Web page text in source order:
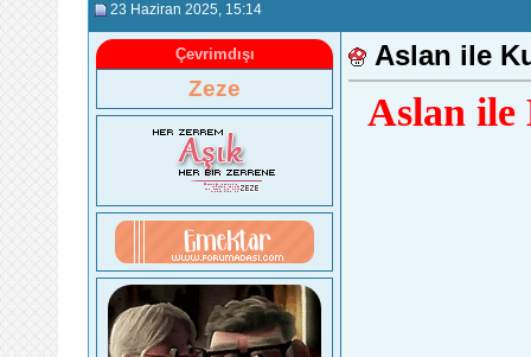
23 Haziran 2025 , 15:14
Çevrimdışı
Zeze
Aslan ile
Aslan ile